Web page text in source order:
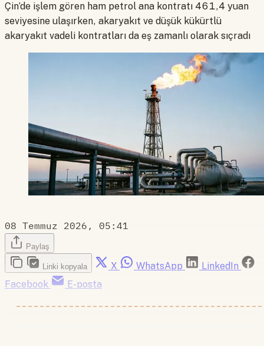
Çin’de işlem gören ham petrol ana kontratı 461,4 yuan
seviyesine ulaşırken, akaryakıt ve düşük kükürtlü
akaryakıt vadeli kontratları da eş zamanlı olarak sıçradı
08 Temmuz 2026, 05:41
Paylaş
Linki kopyala X WhatsApp
LinkedIn
Facebook
E-posta